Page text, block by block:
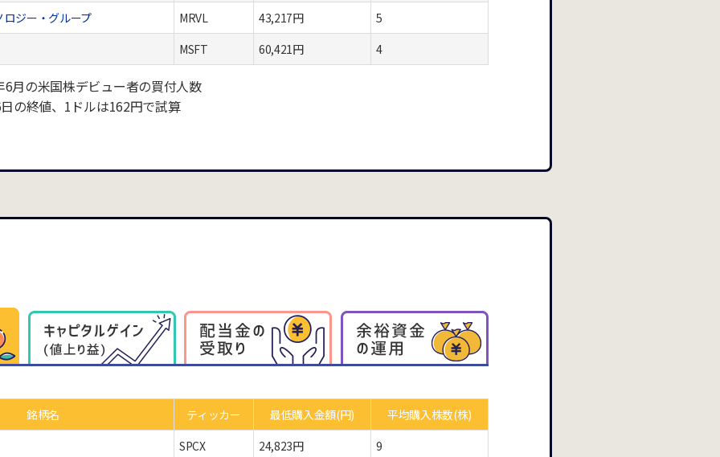
ジー・グループ
MRVL 43,217円
5
MSFT
60,421円 4
月の米国株デビュー者の買付人数
の終値、1ドルは162円で試算
銘柄名 ティッカー 最低購入金額(円) 平均購入株数(株)
SPCX
24,823円 9